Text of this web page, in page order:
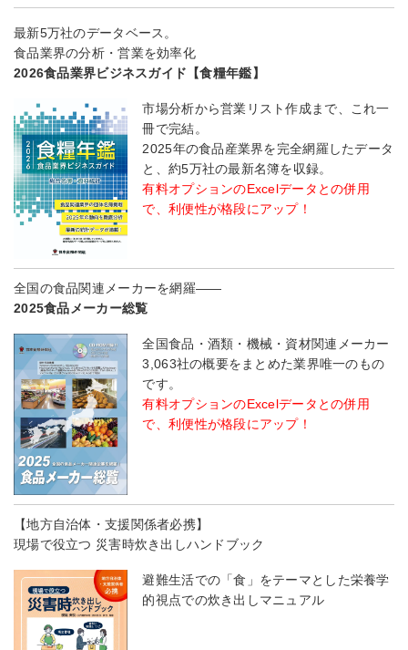
最新5万社のデータベース。
食品業界の分析・営業を効率化
2026食品業界ビジネスガイド【食糧年鑑】
市場分析から営業リスト作成まで、これ一
冊で完結。
2025年の食品産業界を完全網羅したデータ
と、約5万社の最新名簿を収録。
有料オプションのExcelデータとの併用
で、利便性が格段にアップ！
全国の食品関連メーカーを網羅――
2025食品メーカー総覧
全国食品・酒類・機械・資材関連メーカー
3,063社の概要をまとめた業界唯一のもの
です。
有料オプションのExcelデータとの併用
で、利便性が格段にアップ！
【地方自治体・支援関係者必携】
現場で役立つ 災害時炊き出しハンドブック
避難生活での「食」をテーマとした栄養学
的視点での炊き出しマニュアル